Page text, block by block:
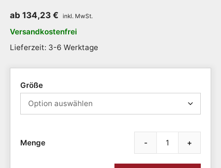
ab 134,23 €
Versandkostenfrei
Lieferzeit: 3-6 Werktage
Größe
- +